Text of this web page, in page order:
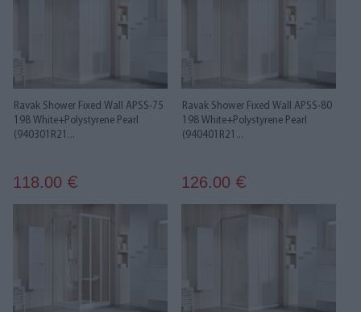
Ravak Shower Fixed Wall APSS-75
198 White+Polystyrene Pearl
(940301R21...
118.00 €
Ravak Shower Fixed Wall APSS-80
198 White+Polystyrene Pearl
(940401R21...
126.00 €